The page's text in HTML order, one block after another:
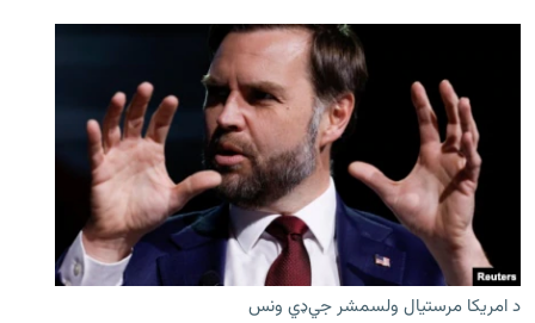
د امریکا مرستیال ولسمشر جي‌ډي ونس